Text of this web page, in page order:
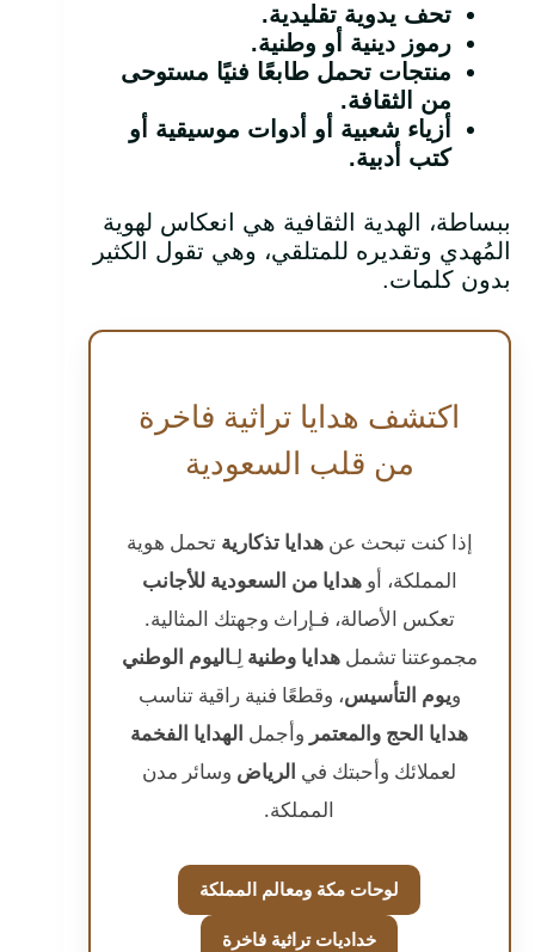
تحف يدوية تقليدية.
رموز دينية أو وطنية.
منتجات تحمل طابعًا فنيًا مستوحى
من الثقافة.
أزياء شعبية أو أدوات موسيقية أو
كتب أدبية.
ببساطة، الهدية الثقافية هي انعكاس لهوية
المُهدي وتقديره للمتلقي، وهي تقول الكثير
بدون كلمات.
اكتشف هدايا تراثية فاخرة
من قلب السعودية
إذا كنت تبحث عنهدايا تذكارية تحمل هوية
المملكة، أوهدايا من السعودية للأجانب
تعكس الأصالة، فـإراث وجهتك المثالية.
مجموعتنا تشملهدايا وطنية لِـاليوم الوطني
ويوم التأسيس، وقطعًا فنية راقية تناسب
هدايا الحج والمعتمر وأجمل الهدايا الفخمة
لعملائك وأحبتك في الرياض وسائر مدن
المملكة.
لوحات مكة ومعالم المملكة
خداديات تراثية فاخرة